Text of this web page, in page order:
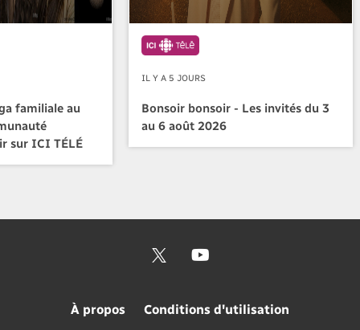
familiale au
sur ICI TÉLÉ
IL Y A 5 JOURS
Bonsoir bonsoir - Les invités du 3
au 6 août 2026
À propos Conditions d'utilisation